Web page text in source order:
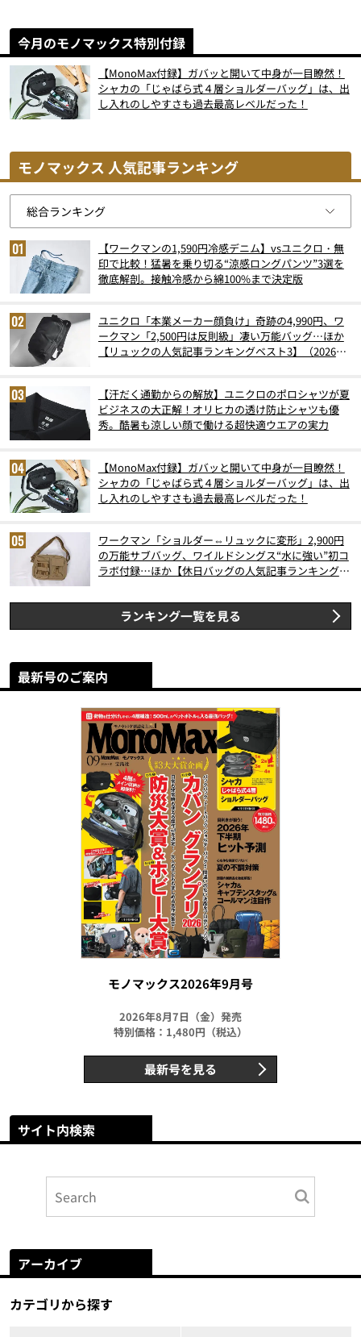
今月のモノマックス特別付録
【MonoMax付録】ガバッと開いて中身が一目瞭然！
シャカの「じゃばら式４層ショルダーバッグ」は、出
し入れのしやすさも過去最高レベルだった！
モノマックス 人気記事ランキング
【ワークマンの1,590円冷感デニム】vsユニクロ・無
印で比較！猛暑を乗り切る“涼感ロングパンツ”3選を
徹底解剖。接触冷感から綿100%まで決定版
ユニクロ「本業メーカー顔負け」奇跡の4,990円、ワ
ークマン「2,500円は反則級」凄い万能バッグ…ほか
【リュックの人気記事ランキングベスト3】（2026年
【汗だく通勤からの解放】ユニクロのポロシャツが夏
ビジネスの大正解！オリヒカの透け防止シャツも優
秀。酷暑も涼しい顔で働ける超快適ウエアの実力
【MonoMax付録】ガバッと開いて中身が一目瞭然！
シャカの「じゃばら式４層ショルダーバッグ」は、出
し入れのしやすさも過去最高レベルだった！
ワークマン「ショルダー⇔リュックに変形」2,900円
の万能サブバッグ、ワイルドシングス“水に強い”初コ
ラボ付録…ほか【休日バッグの人気記事ランキングベ
ランキング一覧を見る
最新号のご案内
モノマックス2026年9月号
2026年8月7日（金）発売
特別価格：1,480円（税込）
最新号を見る
サイト内検索
アーカイブ
カテゴリから探す